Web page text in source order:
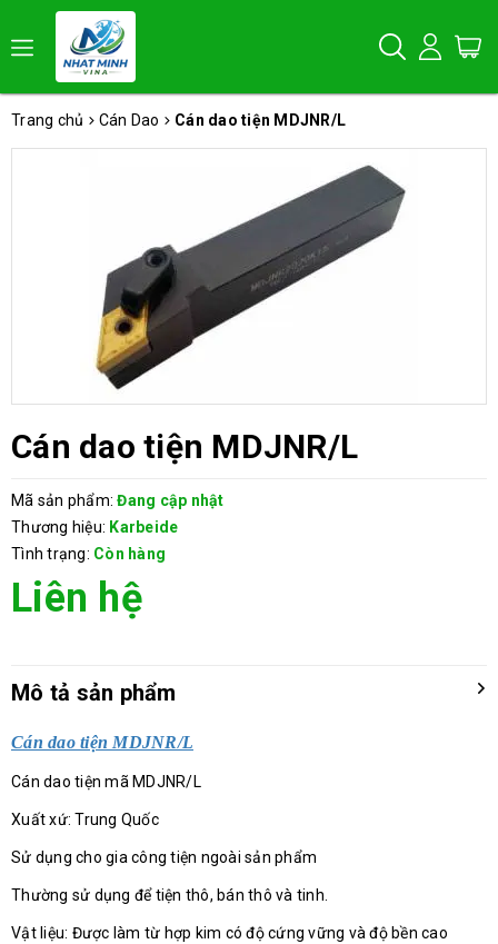
Trang chủ Cán Dao Cán dao tiện MDJNR/L
Cán dao tiện MDJNR/L
Mã sản phẩm: Đang cập nhật
Thương hiệu: Karbeide
Tình trạng: Còn hàng
Liên hệ
Mô tả sản phẩm
Cán dao tiện MDJNR/L
Cán dao tiện mã MDJNR/L
Xuất xứ: Trung Quốc
Sử dụng cho gia công tiện ngoài sản phẩm
Thường sử dụng để tiện thô, bán thô và tinh.
Vật liệu: Được làm từ hợp kim có độ cứng vững và độ bền cao